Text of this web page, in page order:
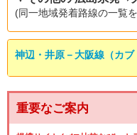
(同一地域発着路線の一覧
神辺・井原－大阪線（カブ
重要なご案内